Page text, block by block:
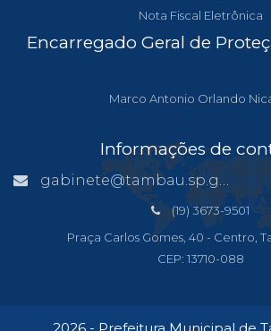
Nota Fiscal Eletrônica
Encarregado Geral de
Marco Antonio Orlando
Informações de
gabinete@tambau.sp.gov.br
(19) 3673-9501
Praça Carlos Gomes, 40 - Centro,
CEP: 13710-088